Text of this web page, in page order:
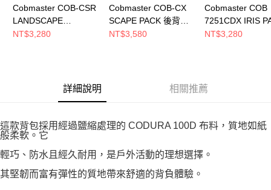
Cobmaster COB-CSR
LANDSCAPE
ROLLTOP PACK 後背
NT$3,280
Cobmaster COB-CX
SCAPE PACK 後背包
HEATHER D.BROWN
NT$3,580
Cobmaster COB
7251CDX IRIS
後背包 Off White
NT$3,280
詳細說明 相關推薦
這款背包採用經過鹽縮處理的 CODURA 100D 布料，質地如紙
般柔軟。它
輕巧、防水且經久耐用，是戶外活動的理想選擇。
其堅韌而富有彈性的質地帶來舒適的背負體驗。